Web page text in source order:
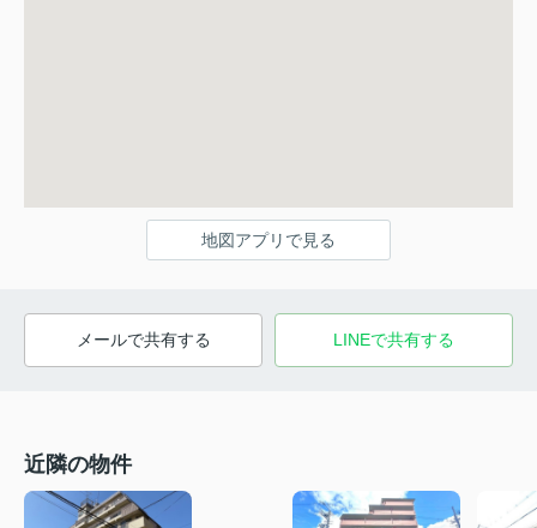
地図アプリで見る
メールで共有する LINEで共有する
近隣の物件